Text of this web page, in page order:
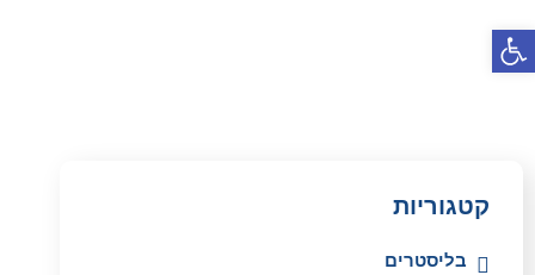
קטגוריות
בליסטרים
פתח סרגל נגישות